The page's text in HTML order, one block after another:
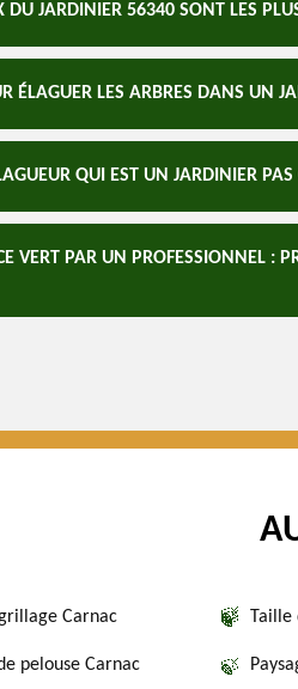
DU JARDINIER 56340 SONT LES
ÉLAGUER LES ARBRES DANS UN
QUI EST UN JARDINIER PAS
VERT PAR UN PROFESSIONNEL :
Carnac
pelouse Carnac
Taille